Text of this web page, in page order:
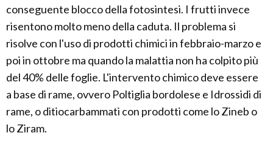
conseguente blocco della fotosintesi. I frutti invece
risentono molto meno della caduta. Il problema si
risolve con l'uso di prodotti chimici in febbraio-marzo e
poi in ottobre ma quando la malattia non ha colpito più
del 40% delle foglie. L'intervento chimico deve essere
a base di rame, ovvero Poltiglia bordolese e Idrossidi di
rame, o ditiocarbammati con prodotti come lo Zineb o
lo Ziram.